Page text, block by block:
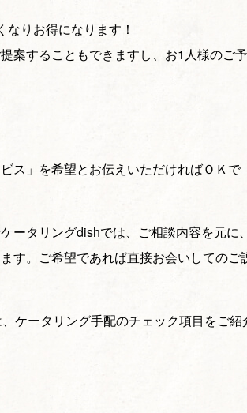
りお得になります！
案することもできますし、お1人様のご予
ス」を希望とお伝えいただければＯＫで
ータリングdishでは、ご相談内容を元に
す。ご希望であれば直接お会いしてのご
ケータリング手配のチェック項目をご紹